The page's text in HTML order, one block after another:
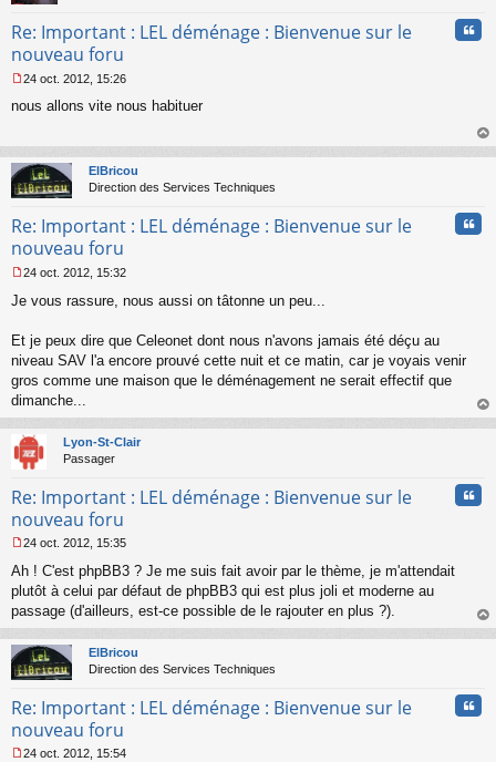
Re: Important : LEL déménage : Bienvenue sur le
nouveau foru
e
a
g
e
o
l
u
24 oct. 2012, 15:26
nous allons vite nous habituer
au
ElBricou
Direction des Services Techniques
Re: Important : LEL déménage : Bienvenue sur le
nouveau foru
e
s
a
g
e
n
o
n
l
u
24 oct. 2012, 15:32
Je vous rassure, nous aussi on tâtonne un peu...
Et je peux dire que Celeonet dont nous n'avons jamais été déçu au
niveau SAV l'a encore prouvé cette nuit et ce matin, car je voyais venir
gros comme une maison que le déménagement ne serait effectif que
dimanche...
au
Lyon-St-Clair
Passager
Re: Important : LEL déménage : Bienvenue sur le
nouveau foru
e
s
g
e
n
n
u
24 oct. 2012, 15:35
Ah ! C'est phpBB3 ? Je me suis fait avoir par le thème, je m'attendait
plutôt à celui par défaut de phpBB3 qui est plus joli et moderne au
passage (d'ailleurs, est-ce possible de le rajouter en plus ?).
au
ElBricou
Direction des Services Techniques
Re: Important : LEL déménage : Bienvenue sur le
nouveau foru
24 oct. 2012, 15:54